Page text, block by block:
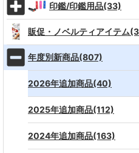
印鑑/印鑑用品(33)
販促・ノベルティアイテム
年度別新商品(807)
2026年追加商品(40)
2025年追加商品(112)
2024年追加商品(163)